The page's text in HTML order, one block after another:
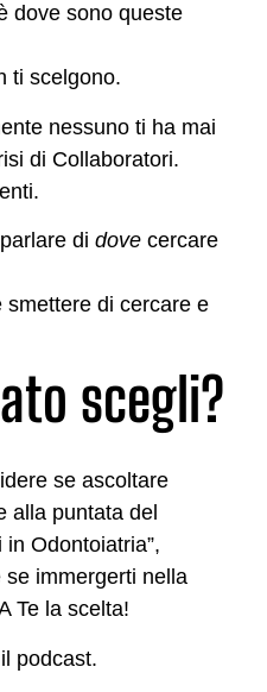
dove sono queste
ti scelgono.
nessuno ti ha mai
di Collaboratori.
di dove cercare
smettere di cercare e
scegli?
se ascoltare
alla puntata del
Odontoiatria”,
immergerti nella
Te la scelta!
podcast.